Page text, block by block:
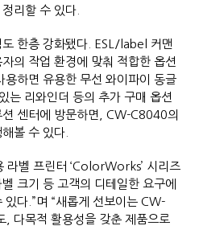
리할 수 있다.
한층 강화됐다. ESL/label 커맨
의 작업 환경에 맞춰 적합한 옵션
용하면 유용한 무선 와이파이 동글
는 리와인더 등의 추가 구매 옵션
센터에 방문하면, CW-C8040의
볼 수 있다.
라벨 프린터 ‘ColorWorks’ 시리즈
크기 등 고객의 디테일한 요구에
있다.”며 “새롭게 선보이는 CW-
다목적 활용성을 갖춘 제품으로